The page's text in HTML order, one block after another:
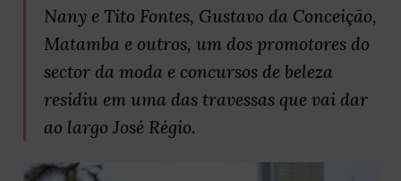
Nany e Tito Fontes, Gustavo da Conceição,
Matamba e outros, um dos promotores do
sector da moda e concursos de beleza
residiu em uma das travessas que vai dar
ao largo José Régio.